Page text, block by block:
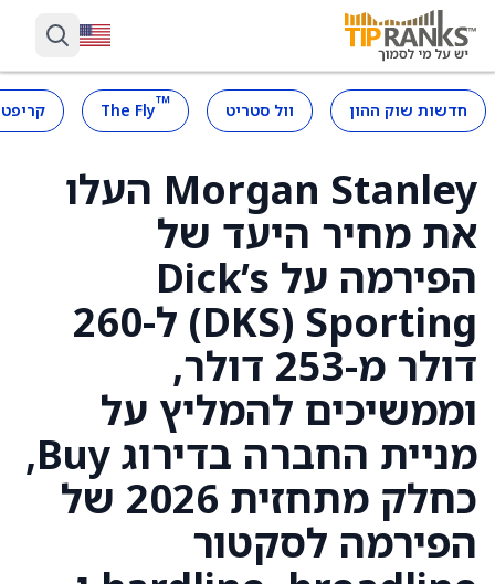
חדשות שוק ההון וול סטריט ™
The Fly
Morgan Stanley העלו
את מחיר היעד של
הפירמה על Dick’s
Sporting ‏(DKS) ל-260
דולר מ-253 דולר,
וממשיכים להמליץ על
מניית החברה בדירוג Buy,
כחלק מתחזית 2026 של
הפירמה לסקטור